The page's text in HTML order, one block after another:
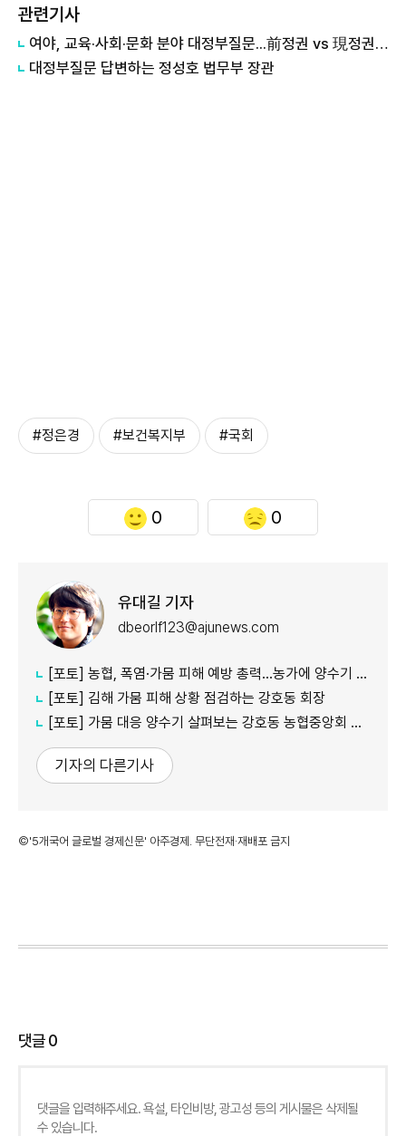
관련기사
여야, 교육·사회·문화 분야 대정부질문...前정권 vs 現정권 수사 의혹 공세
대정부질문 답변하는 ​​​​​​​정성호 법무부 장관
#정은경 #보건복지부 #국회
0 0
유대길 기자
dbeorlf123@ajunews.com
[포토] 농협, 폭염·가뭄 피해 예방 총력…농가에 양수기 지원
[포토] 김해 가뭄 피해 상황 점검하는 강호동 회장
[포토] 가뭄 대응 양수기 살펴보는 강호동 농협중앙회 회장
기자의 다른기사
©'5개국어 글로벌 경제신문' 아주경제. 무단전재·재배포 금지
댓글0